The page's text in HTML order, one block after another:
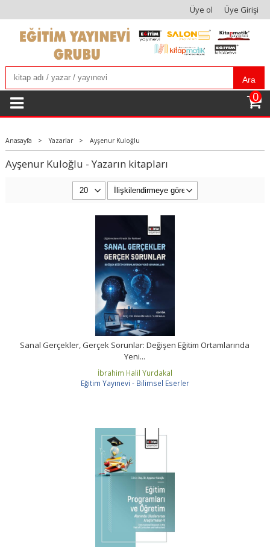
Üye ol Üye Girişi
Ara
0
Anasayfa > Yazarlar > Ayşenur Kuloğlu
Ayşenur Kuloğlu - Yazarın kitapları
Sanal Gerçekler, Gerçek Sorunlar: Değişen Eğitim Ortamlarında
Yeni...
İbrahim Halil Yurdakal
Eğitim Yayınevi - Bilimsel Eserler